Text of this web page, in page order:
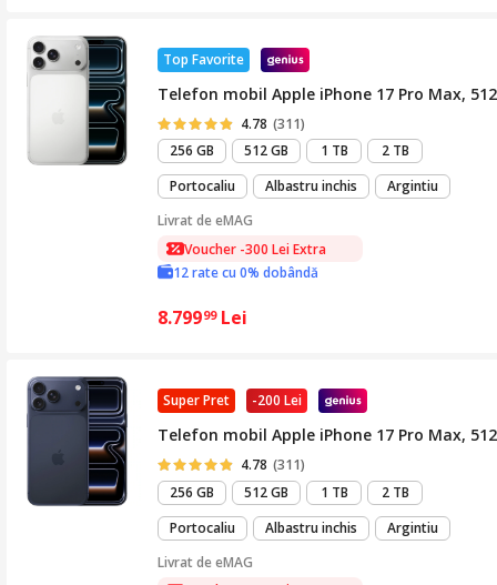
Top Favorite
Telefon mobil Apple iPhone 17 Pro Max,
4.78 (311)
256 GB
512 GB 1 TB
2 TB
Portocaliu
Albastru inchis
Argintiu
Livrat deeMAG
Voucher -300 Lei Extra
12 rate cu 0% dobândă
8.79999 Lei
-200 Lei
Super Pret
Telefon mobil Apple iPhone 17 Pro Max,
4.78 (311)
256 GB
512 GB 1 TB
2 TB
Portocaliu
Albastru inchis
Argintiu
Livrat deeMAG